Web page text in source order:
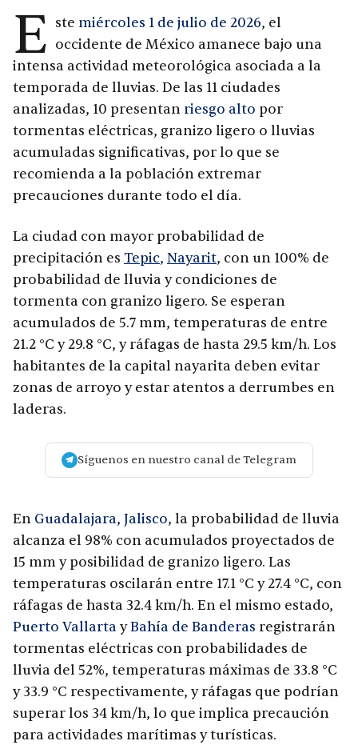
E ste miércoles 1 de julio de 2026, el
occidente de México amanece bajo una
intensa actividad meteorológica asociada a la
temporada de lluvias. De las 11 ciudades
analizadas, 10 presentan riesgo alto por
tormentas eléctricas, granizo ligero o lluvias
acumuladas significativas, por lo que se
recomienda a la población extremar
precauciones durante todo el día.
La ciudad con mayor probabilidad de
precipitación es Tepic, Nayarit, con un 100% de
probabilidad de lluvia y condiciones de
tormenta con granizo ligero. Se esperan
acumulados de 5.7 mm, temperaturas de entre
21.2 °C y 29.8 °C, y ráfagas de hasta 29.5 km/h. Los
habitantes de la capital nayarita deben evitar
zonas de arroyo y estar atentos a derrumbes en
laderas.
Síguenos en nuestro canal de Telegram
En Guadalajara, Jalisco, la probabilidad de lluvia
alcanza el 98% con acumulados proyectados de
15 mm y posibilidad de granizo ligero. Las
temperaturas oscilarán entre 17.1 °C y 27.4 °C, con
ráfagas de hasta 32.4 km/h. En el mismo estado,
Puerto Vallarta yBahía de Banderas registrarán
tormentas eléctricas con probabilidades de
lluvia del 52%, temperaturas máximas de 33.8 °C
y 33.9 °C respectivamente, y ráfagas que podrían
superar los 34 km/h, lo que implica precaución
para actividades marítimas y turísticas.